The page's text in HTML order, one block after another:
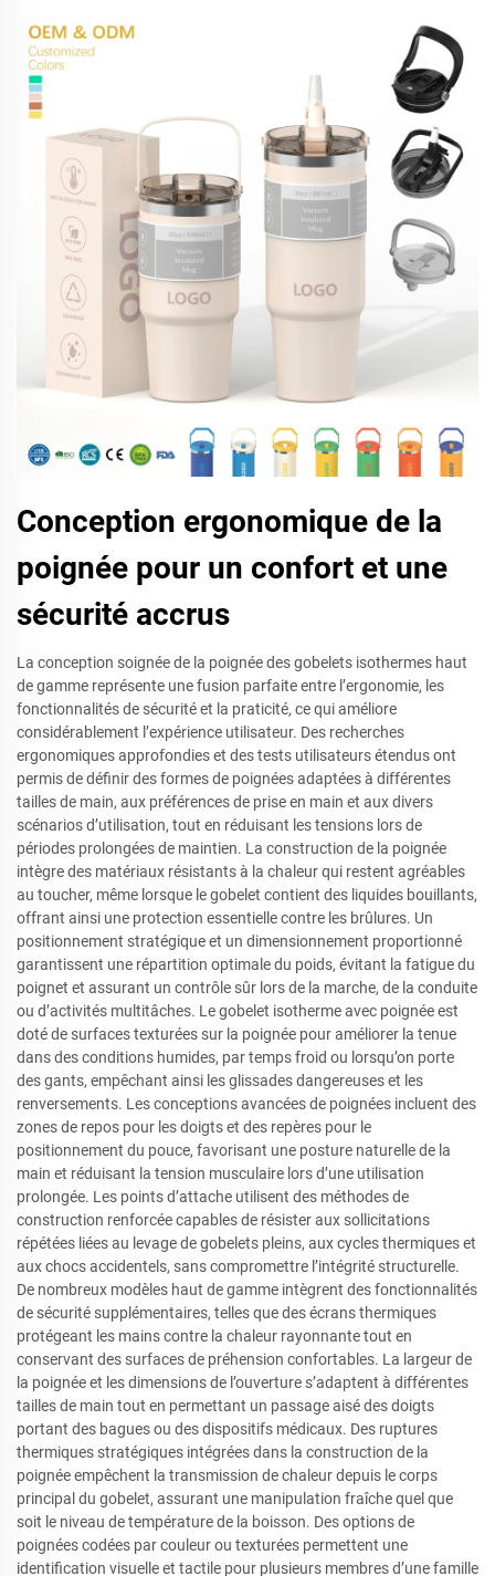
Conception ergonomique de la
poignée pour un confort et une
sécurité accrus
La conception soignée de la poignée des gobelets isothermes haut
de gamme représente une fusion parfaite entre l’ergonomie, les
fonctionnalités de sécurité et la praticité, ce qui améliore
considérablement l’expérience utilisateur. Des recherches
ergonomiques approfondies et des tests utilisateurs étendus ont
permis de définir des formes de poignées adaptées à différentes
tailles de main, aux préférences de prise en main et aux divers
scénarios d’utilisation, tout en réduisant les tensions lors de
périodes prolongées de maintien. La construction de la poignée
intègre des matériaux résistants à la chaleur qui restent agréables
au toucher, même lorsque le gobelet contient des liquides bouillants,
offrant ainsi une protection essentielle contre les brûlures. Un
positionnement stratégique et un dimensionnement proportionné
garantissent une répartition optimale du poids, évitant la fatigue du
poignet et assurant un contrôle sûr lors de la marche, de la conduite
ou d’activités multitâches. Le gobelet isotherme avec poignée est
doté de surfaces texturées sur la poignée pour améliorer la tenue
dans des conditions humides, par temps froid ou lorsqu’on porte
des gants, empêchant ainsi les glissades dangereuses et les
renversements. Les conceptions avancées de poignées incluent des
zones de repos pour les doigts et des repères pour le
positionnement du pouce, favorisant une posture naturelle de la
main et réduisant la tension musculaire lors d’une utilisation
prolongée. Les points d’attache utilisent des méthodes de
construction renforcée capables de résister aux sollicitations
répétées liées au levage de gobelets pleins, aux cycles thermiques et
aux chocs accidentels, sans compromettre l’intégrité structurelle.
De nombreux modèles haut de gamme intègrent des fonctionnalités
de sécurité supplémentaires, telles que des écrans thermiques
protégeant les mains contre la chaleur rayonnante tout en
conservant des surfaces de préhension confortables. La largeur de
la poignée et les dimensions de l’ouverture s’adaptent à différentes
tailles de main tout en permettant un passage aisé des doigts
portant des bagues ou des dispositifs médicaux. Des ruptures
thermiques stratégiques intégrées dans la construction de la
poignée empêchent la transmission de chaleur depuis le corps
principal du gobelet, assurant une manipulation fraîche quel que
soit le niveau de température de la boisson. Des options de
poignées codées par couleur ou texturées permettent une
identification visuelle et tactile pour plusieurs membres d’une famille